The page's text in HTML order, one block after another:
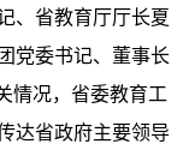
、省教育厅厅长夏
党委书记、董事长
情况，省委教育工
达省政府主要领导